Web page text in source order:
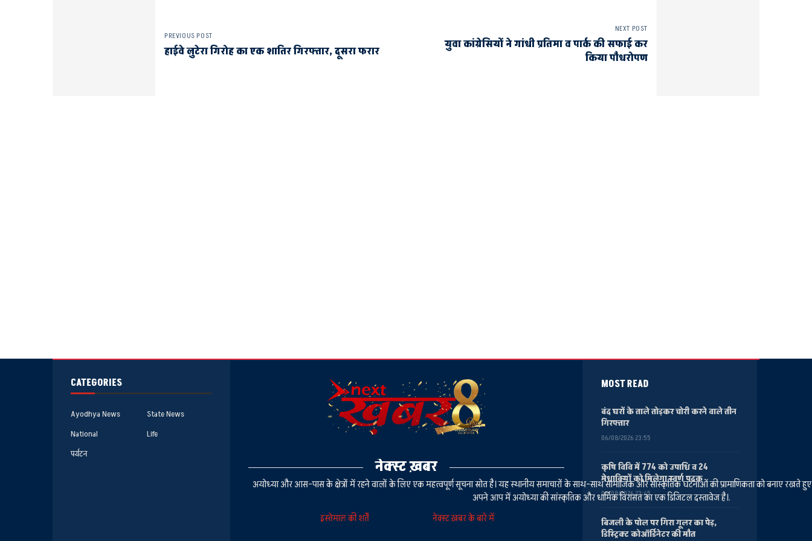
PREVIOUS POST
हाईवे लुटेरा गिरोह का एक शातिर गिरफ्तार, दूसरा फरार
NEXT POST
युवा कांग्रेसियों ने गांधी प्रतिमा व पार्क की सफाई कर
किया पौधरोपण
CATEGORIES
Ayodhya News
State News
National
Life
पर्यटन
नेक्स्ट ख़बर
अयोध्या और आस-पास के क्षेत्रों में रहने वालों के लिए एक महत्वपूर्ण सूचना स्रोत है। यह स्थानीय समाचारों के साथ-साथ सामाजिक और सांस्कृतिक घटनाओं की प्रामाणिकता को बनाए रखते हुए
अपने आप में अयोध्या की सांस्कृतिक और धार्मिक विरासत का एक डिजिटल दस्तावेज है।.
इस्तेमाल की शर्तें नेक्स्ट ख़बर के बारे में
MOST READ
बंद घरों के ताले तोड़कर चोरी करने वाले तीन
गिरफ्तार
06/08/2026 23:55
कृषि विवि में 774 को उपाधि व 24
मेधावियों को मिलेगा स्वर्ण पदक
06/08/2026 23:45
बिजली के पोल पर गिरा गूलर का पेड़,
डिस्ट्रिक्ट कोऑर्डिनेटर की मौत